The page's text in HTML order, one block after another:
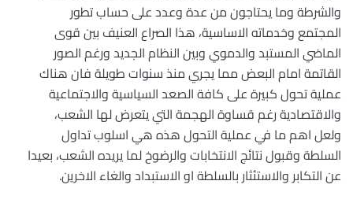
والشرطة وما يحتاجون من عدة وعدد على حساب تطور
المجتمع وخدماته الاساسية، هذا الصراع العنيف بين قوى
الماضي المستبد والدموي وبين النظام الجديد ورغم الصور
القاتمة امام البعض مما يجري منذ سنوات طويلة فان هناك
عملية تحول كبيرة على كافة الصعد السياسية والاجتماعية
والاقتصادية رغم قساوة الهجمة التي يتعرض لها الشعب،
ولعل اهم ما في عملية التحول هذه هي اسلوب تداول
السلطة وقبول نتائج الانتخابات والرضوخ لما يريده الشعب، بعيدا
عن التكابر والاستئثار بالسلطة او الاستبداد والغاء الاخرين.